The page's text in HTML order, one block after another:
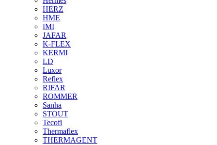
HERZ
HME
IMI
JAFAR
K-FLEX
KERMI
LD
Luxor
Reflex
RIFAR
ROMMER
Sanha
STOUT
Tecofi
Thermaflex
THERMAGENT